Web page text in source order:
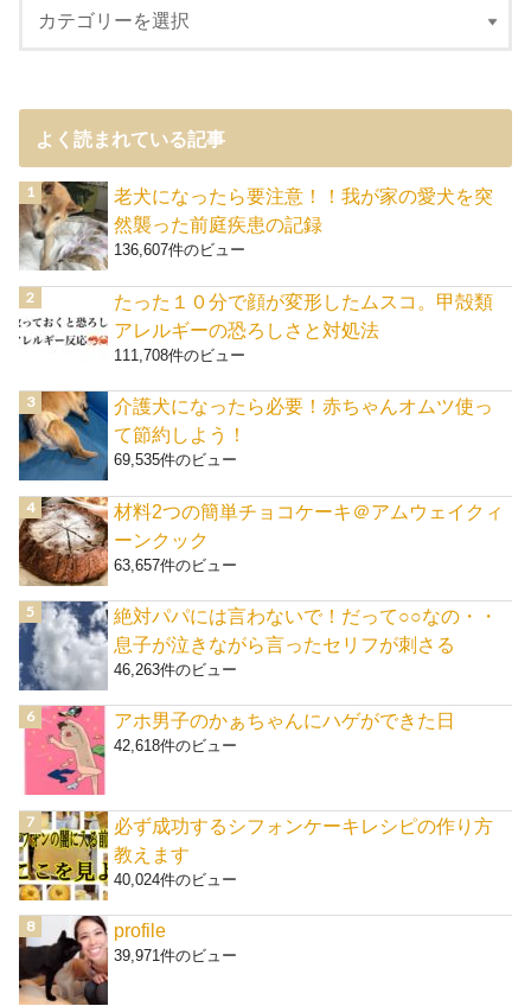
よく読まれている記事
老犬になったら要注意！！我が家の愛犬を突
然襲った前庭疾患の記録
136,607件のビュー
たった１０分で顔が変形したムスコ。甲殻類
アレルギーの恐ろしさと対処法
111,708件のビュー
介護犬になったら必要！赤ちゃんオムツ使っ
て節約しよう！
69,535件のビュー
材料2つの簡単チョコケーキ＠アムウェイクィ
ーンクック
63,657件のビュー
絶対パパには言わないで！だって○○なの・・
息子が泣きながら言ったセリフが刺さる
46,263件のビュー
アホ男子のかぁちゃんにハゲができた日
42,618件のビュー
必ず成功するシフォンケーキレシピの作り方
教えます
40,024件のビュー
profile
39,971件のビュー